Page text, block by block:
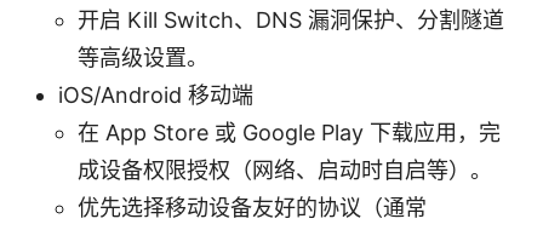
开启 Kill Switch、DNS 漏洞保护、分割隧道
等高级设置。
iOS/Android 移动端
在 App Store 或 Google Play 下载应用，完
成设备权限授权（网络、启动时自启等）。
优先选择移动设备友好的协议（通常